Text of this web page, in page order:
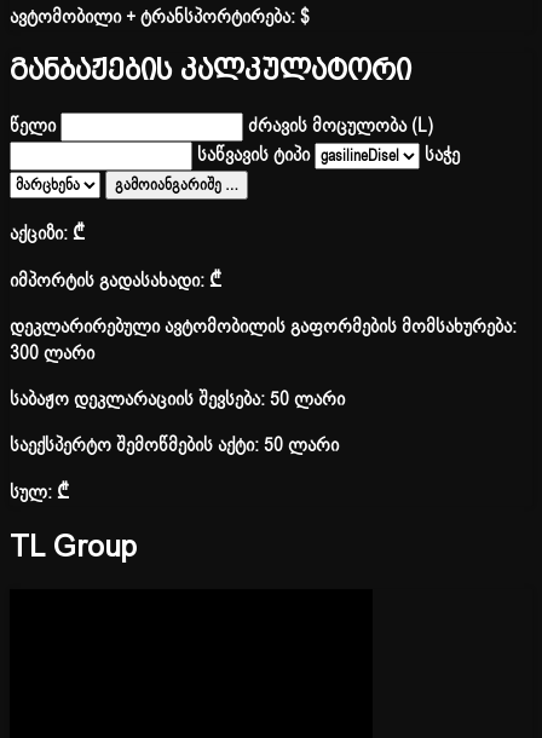
ავტომობილი + ტრანსპორტირება:$
განბაჟების კალკულატორი
წელი
ძრავის მოცულობა (L)
საწვავის ტიპი
საჭე
გამოიანგარიშე …
აქციზი:₾
იმპორტის გადასახადი:₾
დეკლარირებული ავტომობილის გაფორმების მომსახურება:
300 ლარი
საბაჟო დეკლარაციის შევსება: 50 ლარი
საექსპერტო შემოწმების აქტი: 50 ლარი
სულ:₾
TL Group